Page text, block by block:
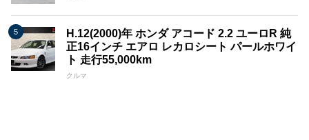
H.12(2000)年 ホンダ アコード 2.2 ユーロR 純
正16インチ エアロ レカロシート パールホワイ
ト 走行55,000km
クルマ